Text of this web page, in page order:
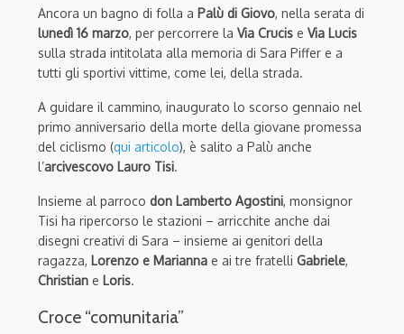
Ancora un bagno di folla a Palù di Giovo, nella serata di
lunedì 16 marzo, per percorrere la Via Crucis e Via Lucis
sulla strada intitolata alla memoria di Sara Piffer e a
tutti gli sportivi vittime, come lei, della strada.
A guidare il cammino, inaugurato lo scorso gennaio nel
primo anniversario della morte della giovane promessa
del ciclismo (qui articolo), è salito a Palù anche
l’arcivescovo Lauro Tisi.
Insieme al parroco don Lamberto Agostini, monsignor
Tisi ha ripercorso le stazioni – arricchite anche dai
disegni creativi di Sara – insieme ai genitori della
ragazza, Lorenzo e Marianna e ai tre fratelli Gabriele,
Christian e Loris.
Croce “comunitaria”